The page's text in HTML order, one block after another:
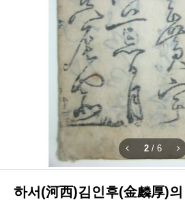
2 / 6
하서(河西)김인후(金麟厚)